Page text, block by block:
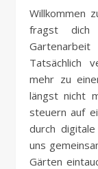
Willkommen zur Revolution des Smart Gartens! Du
fragst dich
Tatsächlich
mehr zu
längst nicht
steuern auf
durch
uns
Gärten